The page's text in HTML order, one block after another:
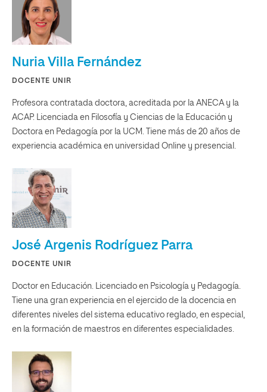
Nuria Villa Fernández
DOCENTE UNIR
Profesora contratada doctora, acreditada por la ANECA y la
ACAP. Licenciada en Filosofía y Ciencias de la Educación y
Doctora en Pedagogía por la UCM. Tiene más de 20 años de
experiencia académica en universidad Online y presencial.
José Argenis Rodríguez Parra
DOCENTE UNIR
Doctor en Educación. Licenciado en Psicología y Pedagogía.
Tiene una gran experiencia en el ejercido de la docencia en
diferentes niveles del sistema educativo reglado, en especial,
en la formación de maestros en diferentes especialidades.